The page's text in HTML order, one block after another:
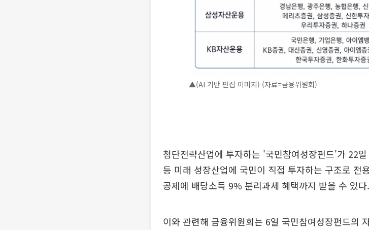
▲(AI 기반 편집 이미지) (자료=금융위원회)
첨단전략산업에 투자하는 '국민참여성장펀드'가 22
등 미래 성장산업에 국민이 직접 투자하는 구조로 전
공제에 배당소득 9% 분리과세 혜택까지 받을 수 있다.
이와 관련해 금융위원회는 6일 국민참여성장펀드의